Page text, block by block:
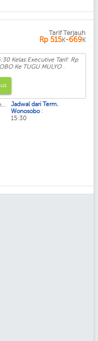
Tarif Terjauh
Rp 515K-669K
Kelas:Executive Tarif: Rp
Ke TUGU MULYO .
Jadwal dari Term.
Wonosobo :
15:30